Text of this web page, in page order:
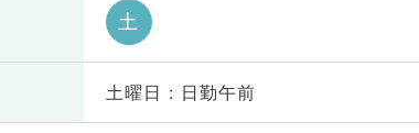
土
土曜日 : 日勤午前